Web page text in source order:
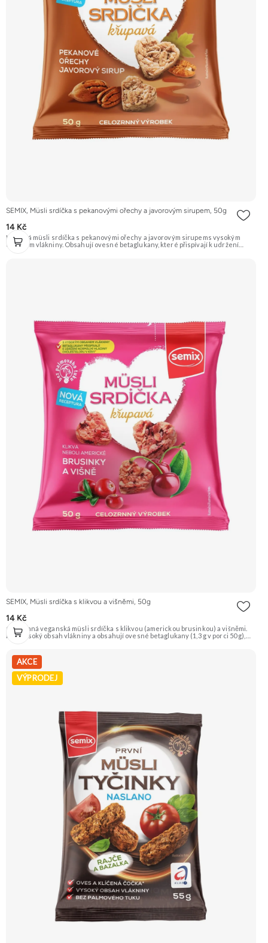
SEMIX, Müsli srdíčka s pekanovými ořechy a javorovým sirupem, 50g
14 Kč
Křupavá müsli srdíčka s pekanovými ořechy a javorovým sirupems vysokým
obsahem vlákniny. Obsahují ovesné betaglukany, které přispívají k udržení
SEMIX, Müsli srdíčka s klikvou a višněmi, 50g
14 Kč
Celozrnná veganská müsli srdíčka s klikvou (americkou brusinkou) a višněmi.
Mají vysoký obsah vlákniny a obsahují ovesné betaglukany (1,3 g v porci 50 g),
Vyzkoušet
AKCE
VÝPRODEJ